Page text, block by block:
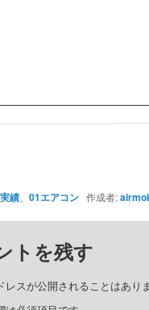
績 、01エアコン 作成者:
トを残す
レスが公開されることはあり